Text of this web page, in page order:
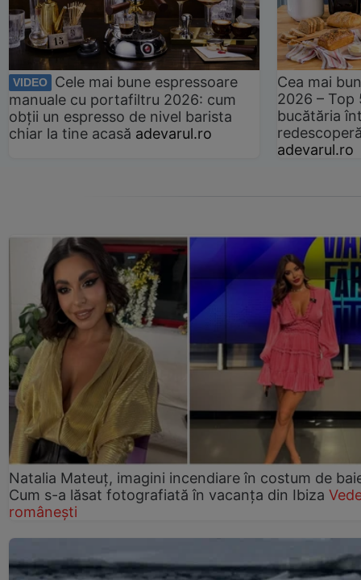
VIDEO
Cele mai bune espressoare
manuale cu portafiltru 2026: cum
obții un espresso de nivel barista
chiar la tine acasă adevarul.ro
Cea mai
2026 –
bucătăria
adevarul.ro
Natalia Mateuț, imagini incendiare în costum de
Cum s-a lăsat fotografiată în vacanța din Ibiza
românești